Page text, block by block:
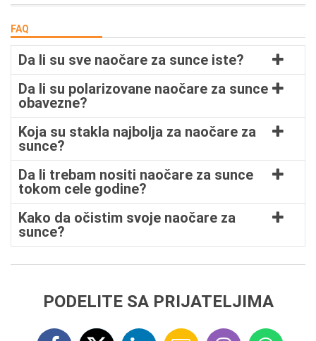
FAQ
Da li su sve naočare za sunce iste?
Da li su polarizovane naočare za sunce
obavezne?
Koja su stakla najbolja za naočare za
sunce?
Da li trebam nositi naočare za sunce
tokom cele godine?
Kako da očistim svoje naočare za
sunce?
PODELITE SA PRIJATELJIMA